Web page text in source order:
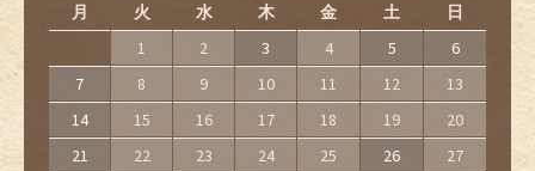
月
火 水 木 金 土 日
1 2 3 4 5
6
7
8 9 10 11 12
13
14
15 16 17 18 19
20
21
22 23 24 25 26
27